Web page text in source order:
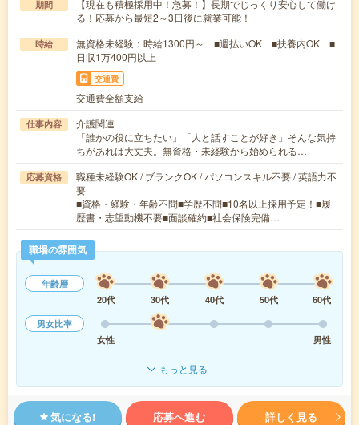
期間
【現在も積極採用中！急募！】長期でじっくり安心して働け
る！応募から最短2～3日後に就業可能！
時給
無資格未経験：時給1300円～ ■週払いOK ■扶養内OK ■
日収1万400円以上
交通費
交通費全額支給
仕事内容
介護関連
「誰かの役に立ちたい」「人と話すことが好き」そんな気持
ちがあれば大丈夫。無資格・未経験から始められる…
応募資格
職種未経験OK / ブランクOK / パソコンスキル不要 / 英語力不
要
■資格・経験・年齢不問■学歴不問■10名以上採用予定！■履
歴書・志望動機不要■面談確約■社会保険完備…
職場の雰囲気
年齢層
20代
30代 40代 50代
60代
男女比率
女性
男性
もっと見る
気になる! 応募へ進む 詳しく見る